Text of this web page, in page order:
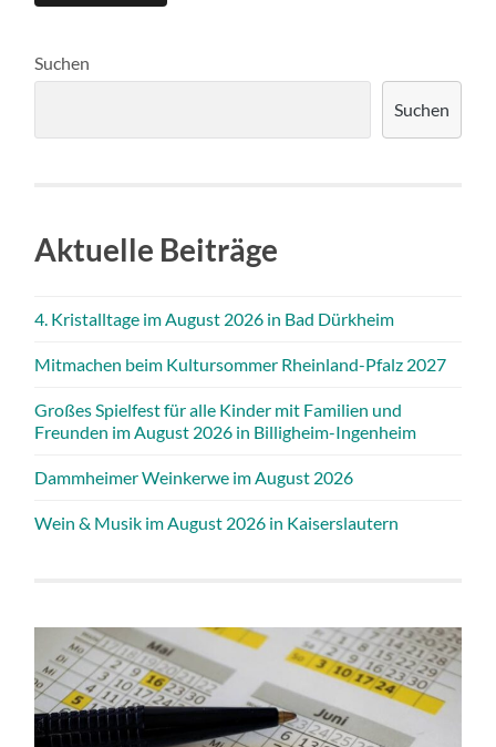
Suchen
Suchen
Aktuelle Beiträge
4. Kristalltage im August 2026 in Bad Dürkheim
Mitmachen beim Kultursommer Rheinland-Pfalz 2027
Großes Spielfest für alle Kinder mit Familien und
Freunden im August 2026 in Billigheim-Ingenheim
Dammheimer Weinkerwe im August 2026
Wein & Musik im August 2026 in Kaiserslautern